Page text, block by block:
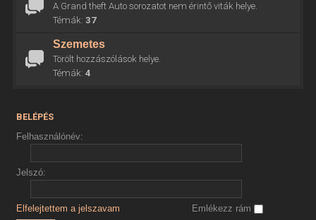
A Grand theft Auto sorozatot nem érintő viták helye.
Témák: 37
Szemetes
Törölt hozzászólások helye.
Témák: 4
BELÉPÉS
Felhasználónév:
Jelszó:
Elfelejtettem a jelszavam Emlékezz rám